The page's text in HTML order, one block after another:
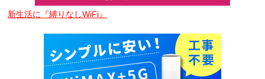
新生活に『縛りなしWiFi』